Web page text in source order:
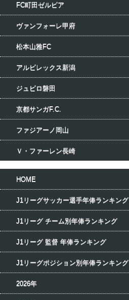
FC町田ゼルビア
ヴァンフォーレ甲府
松本山雅FC
アルビレックス新潟
ジュビロ磐田
京都サンガF.C.
ファジアーノ岡山
Ｖ・ファーレン長崎
HOME
J1リーグサッカー選手年俸ランキング
J1リーグ チーム別年俸ランキング
J1リーグ 監督 年俸ランキング
J1リーグポジション別年俸ランキング
2026年